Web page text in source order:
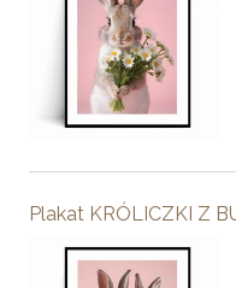
Plakat KRÓLICZKI Z